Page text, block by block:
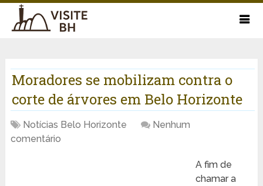
Moradores se mobilizam contra o
corte de árvores em Belo Horizonte
Notícias Belo Horizonte
Nenhum
comentário
A fim de
chamar a